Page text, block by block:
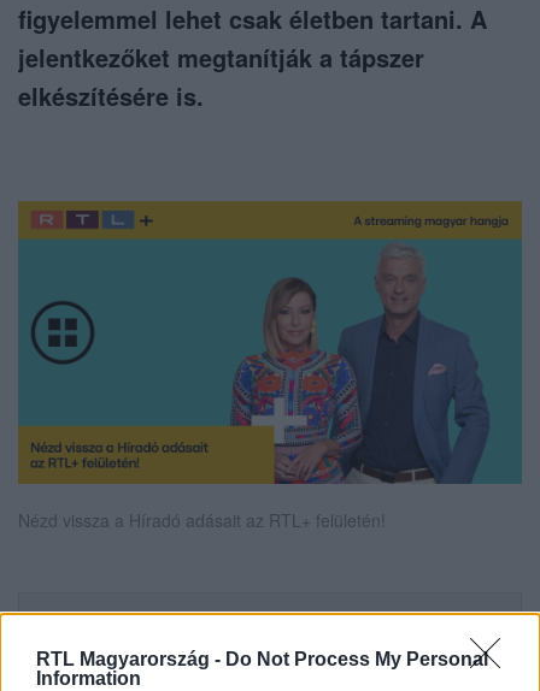
RTL Magyarország - Do Not Process My Personal
Information
figyelemmel lehet csak életben tartani. A
jelentkezőket megtanítják a tápszer
elkészítésére is.
Nézd vissza a Híradó adásait az RTL+ felületén!
legyen a Google-találatokban!